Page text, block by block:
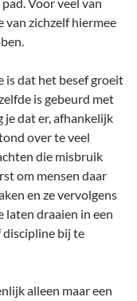
van zichzelf hiermee
is dat het besef groeit
is gebeurd met
je dat er, afhankelijk
over te veel
die misbruik
om mensen daar
en ze vervolgens
laten draaien in een
discipline bij te
alleen maar een